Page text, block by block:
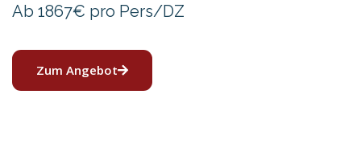
Ab 1867€ pro Pers/DZ
Zum Angebot